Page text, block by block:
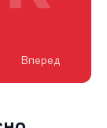
Вперед